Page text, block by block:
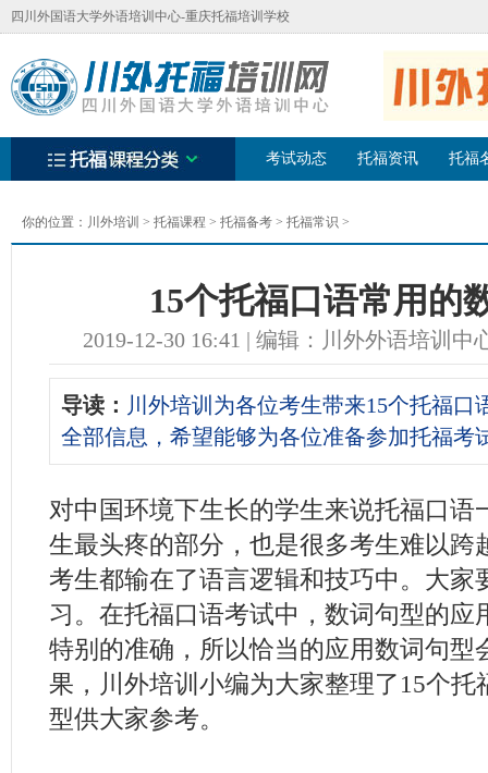
四川外国语大学外语培训中心-重庆托福培训学校
考试动态 托福资讯 托福
你的位置： 川外培训 > 托福课程 > 托福备考 > 托福常识 >
15个托福口语常用的
2019-12-30 16:41 | 编辑：川外外语培
导读： 川外培训为各位考生带来15个托福口
全部信息，希望能够为各位准备参加托福考
对中国环境下生长的学生来说托福口语
生最头疼的部分，也是很多考生难以跨
考生都输在了语言逻辑和技巧中。大家
习。在托福口语考试中，数词句型的应
特别的准确，所以恰当的应用数词句型
果，川外培训小编为大家整理了15个托
型供大家参考。